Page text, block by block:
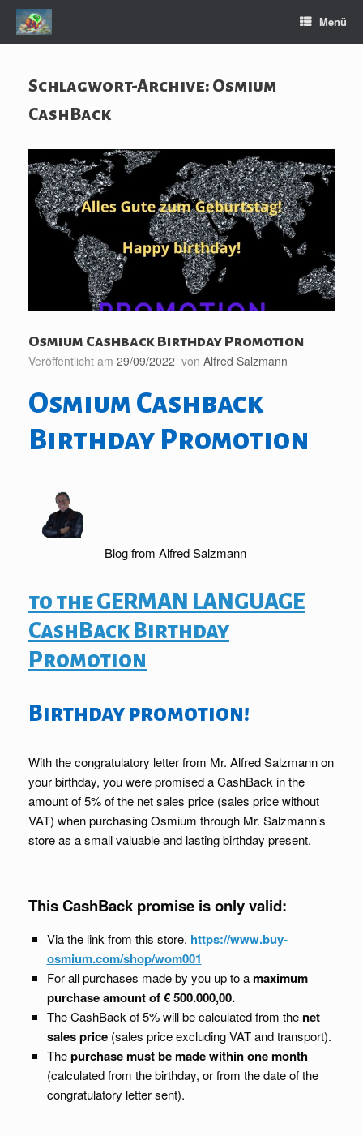
Zum
Inhalt
springen
Menü
Schlagwort-Archive: Osmium
CashBack
Osmium Cashback Birthday Promotion
Veröffentlicht am 29/09/2022 von Alfred Salzmann
Osmium Cashback
Birthday Promotion
Blog from Alfred Salzmann
to the GERMAN LANGUAGE
CashBack Birthday
Promotion
Birthday promotion!
With the congratulatory letter from Mr. Alfred Salzmann on
your birthday, you were promised a CashBack in the
amount of 5% of the net sales price (sales price without
VAT) when purchasing Osmium through Mr. Salzmann’s
store as a small valuable and lasting birthday present.
This CashBack promise is only valid:
Via the link from this store. https://www.buy-
osmium.com/shop/wom001
For all purchases made by you up to amaximum
purchase amount of € 500.000,00.
The CashBack of 5% will be calculated from the net
sales price(sales price excluding VAT and transport).
Thepurchase must be made within one month
(calculated from the birthday, or from the date of the
congratulatory letter sent).